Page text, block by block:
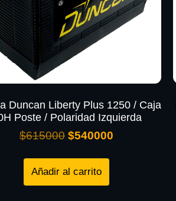
Duncan Liberty Plus 1250 / Caja
Poste / Polaridad Izquierda
$615000 $540000
Añadir al carrito